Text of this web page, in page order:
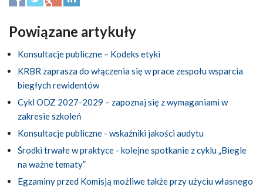
Powiązane artykuły
Konsultacje publiczne – Kodeks etyki
KRBR zaprasza do włączenia się w prace zespołu wsparcia
biegłych rewidentów
Cykl ODZ 2027-2029 – zapoznaj się z wymaganiami w
zakresie szkoleń
Konsultacje publiczne - wskaźniki jakości audytu
Środki trwałe w praktyce - kolejne spotkanie z cyklu „Biegle
na ważne tematy”
Egzaminy przed Komisją możliwe także przy użyciu własnego